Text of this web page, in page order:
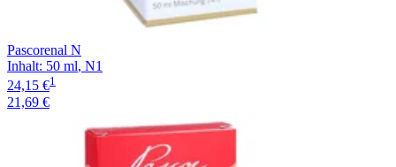
Pascorenal N
Inhalt: 50 ml, N1
24,15 €1
21,69 €